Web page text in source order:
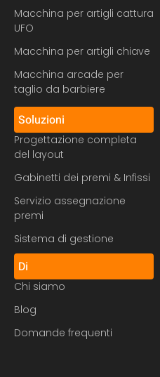
Macchina per artigli cattura
UFO
Macchina per artigli chiave
Macchina arcade per
taglio da barbiere
Soluzioni
Progettazione completa
del layout
Gabinetti dei premi & Infissi
Servizio assegnazione
premi
Sistema di gestione
Di
Chi siamo
Blog
Domande frequenti